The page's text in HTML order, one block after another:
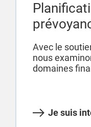
Avec le
nous
domaines
Je suis